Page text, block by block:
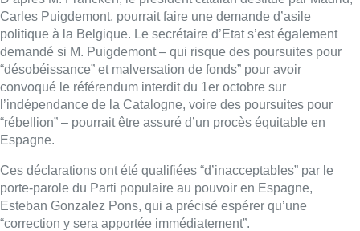
Carles Puigdemont, pourrait faire une demande d’asile
politique à la Belgique. Le secrétaire d’Etat s’est également
demandé si M. Puigdemont – qui risque des poursuites pour
“désobéissance” et malversation de fonds” pour avoir
convoqué le référendum interdit du 1er octobre sur
l’indépendance de la Catalogne, voire des poursuites pour
“rébellion” – pourrait être assuré d’un procès équitable en
Espagne.
Ces déclarations ont été qualifiées “d’inacceptables” par le
porte-parole du Parti populaire au pouvoir en Espagne,
Esteban Gonzalez Pons, qui a précisé espérer qu’une
“correction y sera apportée immédiatement”.